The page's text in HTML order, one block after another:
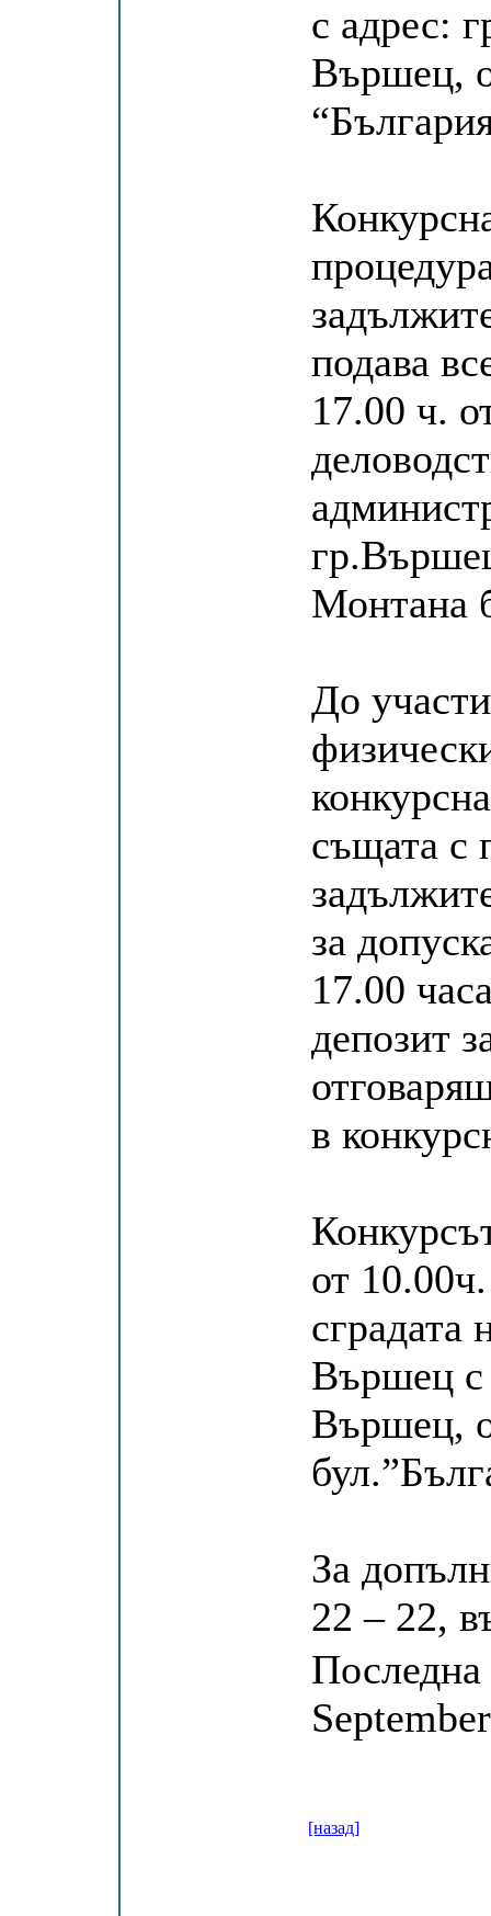
с адрес:
Вършец,
подава
17.00 ч.
Монтана
До
същата с
за
17.00
депозит
в
от
Вършец с
Вършец,
За
22 – 22,
[назад]